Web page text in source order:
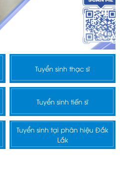
Tuyển sinh thạc sĩ
Tuyển sinh tiến sĩ
Tuyển sinh tại phân hiệu Đắk
Lắk